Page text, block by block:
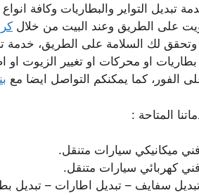
تبديل التواير والبطاريات وكافة
على الطريق وعند البيت من خلال
لك السلامة على الطريق، خدمة
بطاريات او محركات او تغيير الزيوت او
الفور، كما يمكنكم التواصل ايضا مع
المتاحة :
فني ميكانيكي سيارات متنقل.
فني كهربائي سيارات متنقل.
سفايف – تبديل اطارات – تبديل